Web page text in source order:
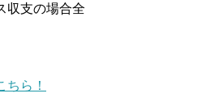
収支の場合全